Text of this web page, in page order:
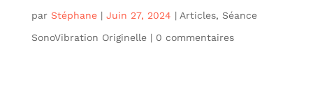
par Stéphane| Juin 27, 2024 | Articles, Séance
SonoVibration Originelle| 0 commentaires